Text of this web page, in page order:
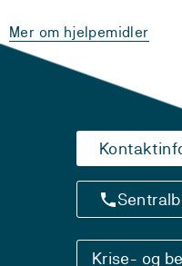
Mer om hjelpemidler
Krise- og